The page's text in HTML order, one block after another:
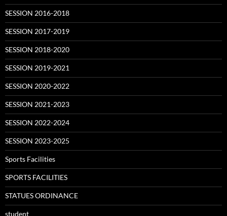
SESSION 2016-2018
SESSION 2017-2019
SESSION 2018-2020
SESSION 2019-2021
SESSION 2020-2022
SESSION 2021-2023
SESSION 2022-2024
SESSION 2023-2025
Sports Facilities
SPORTS FACILITIES
STATUES ORDINANCE
student